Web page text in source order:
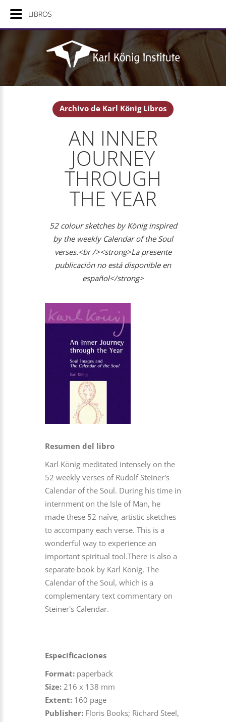
Archivo de Karl König Libros
AN INNER
JOURNEY
THROUGH
THE YEAR
52 colour sketches by König inspired
by the weekly Calendar of the Soul
verses.<br /><strong>La presente
publicación no está disponible en
español</strong>
Resumen del libro
Karl König meditated intensely on the
52 weekly verses of Rudolf Steiner's
Calendar of the Soul. During his time in
internment on the Isle of Man, he
made these 52 naïve, artistic sketches
to accompany each verse. This is a
wonderful way to experience an
important spiritual tool.There is also a
separate book by Karl König, The
Calendar of the Soul, which is a
complementary text commentary on
Steiner's Calendar.
Especificaciones
Format: paperback
Size: 216 x 138 mm
Extent: 160 page
Publisher: Floris Books; Richard Steel,
LIBROS